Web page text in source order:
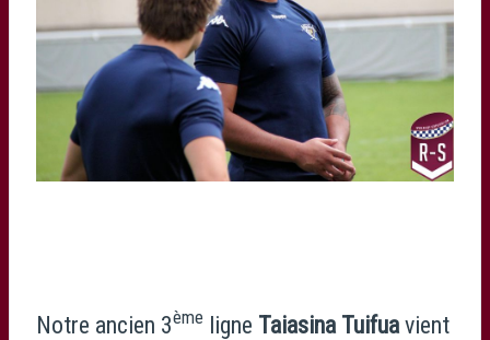
Notre ancien 3ème ligne Taiasina Tuifua vient